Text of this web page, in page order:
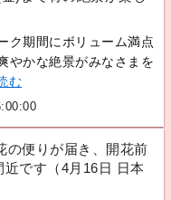
ク期間にボリューム満点
やかな絶景がみなさまを
む
の便りが届き、開花前
です（4月16日 日本